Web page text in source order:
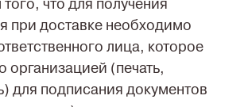
при доставке необходимо
лица, которое
организацией (печать,
для подписания документов